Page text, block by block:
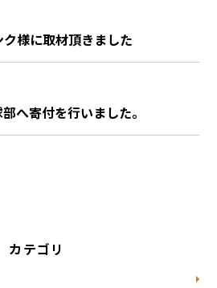
様に取材頂きました
へ寄付を行いました。
カテゴリ